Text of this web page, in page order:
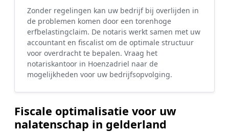
Zonder regelingen kan uw bedrijf bij overlijden in
de problemen komen door een torenhoge
erfbelastingclaim. De notaris werkt samen met uw
accountant en fiscalist om de optimale structuur
voor overdracht te bepalen. Vraag het
notariskantoor in Hoenzadriel naar de
mogelijkheden voor uw bedrijfsopvolging.
Fiscale optimalisatie voor uw
nalatenschap in gelderland